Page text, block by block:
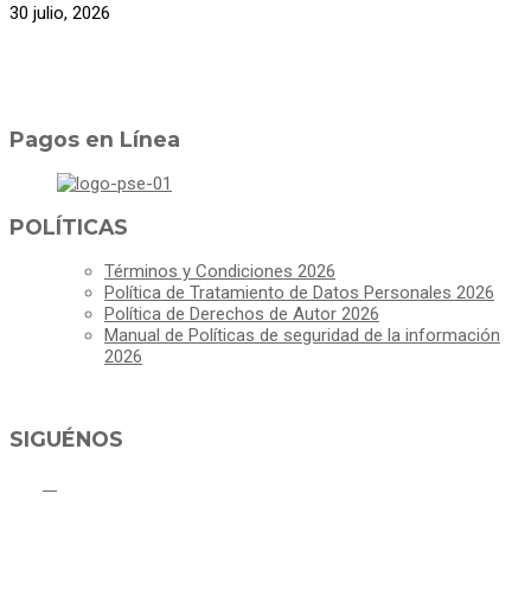
30 julio, 2026
Pagos en Línea
POLÍTICAS
Términos y Condiciones 2026
Política de Tratamiento de Datos Personales 2026
Política de Derechos de Autor 2026
Manual de Políticas de seguridad de la información
2026
SIGUÉNOS